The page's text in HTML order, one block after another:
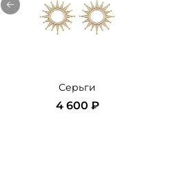
Серьги
4 600 ₽